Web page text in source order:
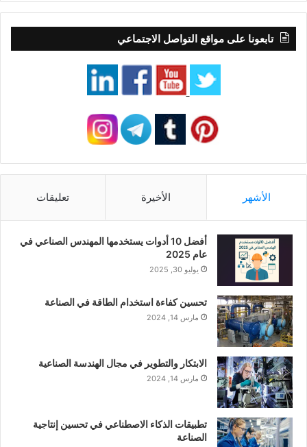
تابعونا على مواقع التواصل الاجتماعي
الأشهر الأخيرة تعليقات
أفضل 10 أدوات يستخدمها المهندس الصناعي في
عام 2025
يوليو 30, 2025
تحسين كفاءة استخدام الطاقة في الصناعة
مارس 14, 2024
الابتكار والتطوير في مجال الهندسة الصناعية
مارس 14, 2024
تطبيقات الذكاء الاصطناعي في تحسين إنتاجية
الصناعة